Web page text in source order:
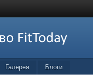
Галерея Блоги